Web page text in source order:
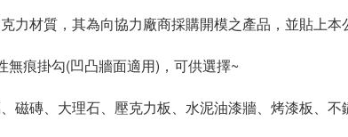
力材質，其為向協力廠商採購開模之產品，並貼上
無痕掛勾(凹凸牆面適用)，可供選擇~
磁磚、大理石、壓克力板、水泥油漆牆、烤漆板、